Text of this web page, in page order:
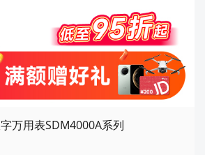
万用表SDM4000A系列